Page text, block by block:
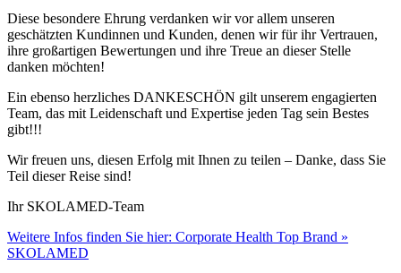
Diese besondere Ehrung verdanken wir vor allem unseren
geschätzten Kundinnen und Kunden, denen wir für ihr Vertrauen,
ihre großartigen Bewertungen und ihre Treue an dieser Stelle
danken möchten!
Ein ebenso herzliches DANKESCHÖN gilt unserem engagierten
Team, das mit Leidenschaft und Expertise jeden Tag sein Bestes
gibt!!!
Wir freuen uns, diesen Erfolg mit Ihnen zu teilen – Danke, dass Sie
Teil dieser Reise sind!
Ihr SKOLAMED-Team
Weitere Infos finden Sie hier: Corporate Health Top Brand »
SKOLAMED